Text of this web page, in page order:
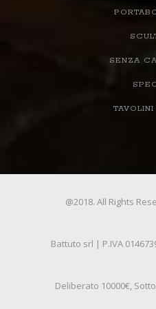
SENZA
@2018. All Rights
Battuto srl | P.IVA
Deliberato 10000€,